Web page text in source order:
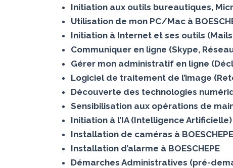
Initiation aux outils bureautiques,
Utilisation de mon PC/Mac à
Initiation à Internet et ses outils
Communiquer en ligne (Skype,
Gérer mon administratif en ligne
Logiciel de traitement de l’image
Découverte des technologies
Sensibilisation aux opérations de
Initiation à l’IA (Intelligence Artificielle)
Installation de caméras à BOESCHEPE
Installation d’alarme à BOESCHEPE
Démarches Administratives (pré-